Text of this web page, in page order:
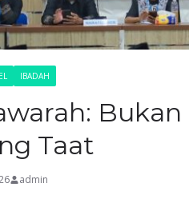
IBADAH
Taat
admin